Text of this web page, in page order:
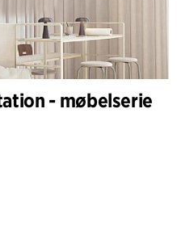
- møbelserie